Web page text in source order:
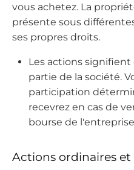
vous achetez. La
présente sous
ses propres droits.
Les actions
partie de la société.
participation
recevrez en cas de
bourse de
Actions ordinaires